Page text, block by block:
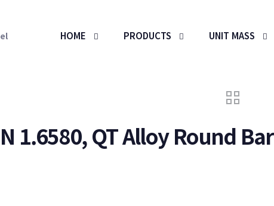
HOME PRODUCTS UNIT MASS
1.6580, QT Alloy Round Bar